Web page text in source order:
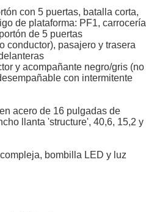
con 5 puertas, batalla corta,
de plataforma: PF1, carrocería
de 5 puertas
conductor), pasajero y trasera
y acompañante negro/gris (no
con intermitente
acero de 16 pulgadas de
llanta 'structure', 40,6, 15,2 y
bombilla LED y luz